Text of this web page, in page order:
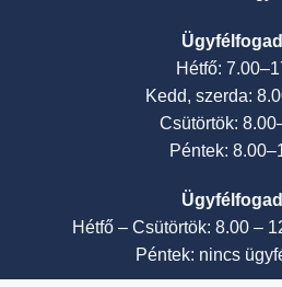
Hétfő:
Kedd, szerda:
Csütörtök:
Péntek:
Hétfő – Csütörtök: 8.00 –
Péntek: nincs